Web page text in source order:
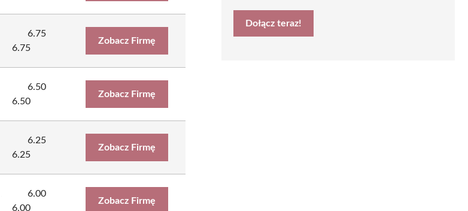
6.75
6.75
Zobacz Firmę
6.50
6.50
Zobacz Firmę
6.25
6.25
Zobacz Firmę
6.00
6.00
Zobacz Firmę
Dołącz teraz!